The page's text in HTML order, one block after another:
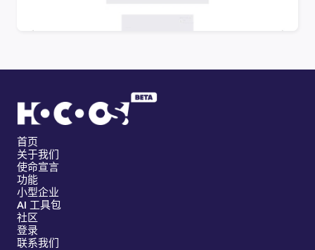
首页
关于我们
使命宣言
功能
小型企业
AI 工具包
社区
登录
联系我们